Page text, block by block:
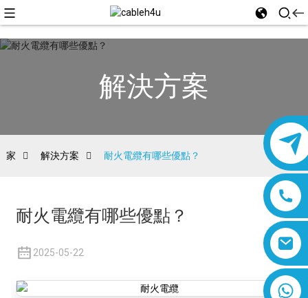
8618019377761
解決方案
家 解決方案 耐火電纜有哪些優點？
耐火電纜有哪些優點？
2025-05-22